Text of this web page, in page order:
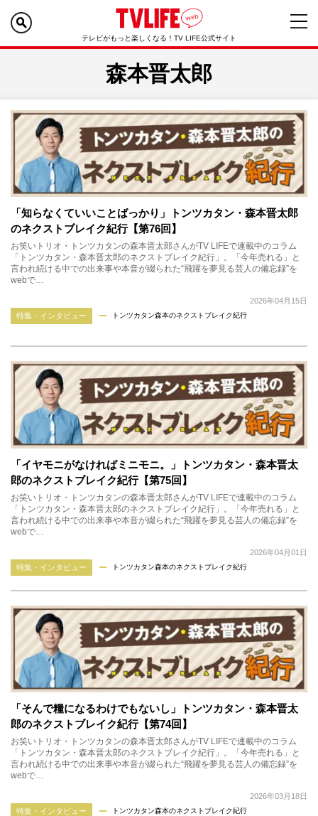
テレビがもっと楽しくなる！TV LIFE公式サイト
森本晋太郎
「知らなくていいことばっかり」トンツカタン・森本晋太郎
のネクストブレイク紀行【第76回】
お笑いトリオ・トンツカタンの森本晋太郎さんがTV LIFEで連載中のコラム
「トンツカタン・森本晋太郎のネクストブレイク紀行」。「今年売れる」と
言われ続ける中での出来事や本音が綴られた“飛躍を夢見る芸人の備忘録”を
webで…
2026年04月15日
特集・インタビュー
トンツカタン森本のネクストブレイク紀行
「イヤモニがなければミニモニ。」トンツカタン・森本晋太
郎のネクストブレイク紀行【第75回】
お笑いトリオ・トンツカタンの森本晋太郎さんがTV LIFEで連載中のコラム
「トンツカタン・森本晋太郎のネクストブレイク紀行」。「今年売れる」と
言われ続ける中での出来事や本音が綴られた“飛躍を夢見る芸人の備忘録”を
webで…
2026年04月01日
特集・インタビュー
トンツカタン森本のネクストブレイク紀行
「そんで糧になるわけでもないし」トンツカタン・森本晋太
郎のネクストブレイク紀行【第74回】
お笑いトリオ・トンツカタンの森本晋太郎さんがTV LIFEで連載中のコラム
「トンツカタン・森本晋太郎のネクストブレイク紀行」。「今年売れる」と
言われ続ける中での出来事や本音が綴られた“飛躍を夢見る芸人の備忘録”を
webで…
2026年03月18日
特集・インタビュー
トンツカタン森本のネクストブレイク紀行